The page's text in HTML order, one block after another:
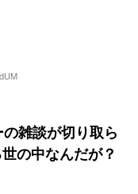
雑談が切り取ら
の中なんだが？